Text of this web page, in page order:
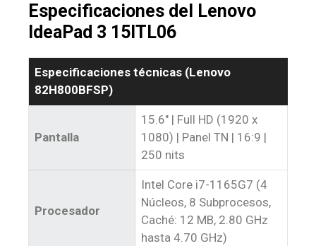
Especificaciones del Lenovo
IdeaPad 3 15ITL06
Especificaciones técnicas (Lenovo
82H800BFSP)
Pantalla
15.6″ | Full HD (1920 x
1080) | Panel TN | 16:9 |
250 nits
Procesador
Intel Core i7-1165G7 (4
Núcleos, 8 Subprocesos,
Caché: 12 MB, 2.80 GHz
hasta 4.70 GHz)